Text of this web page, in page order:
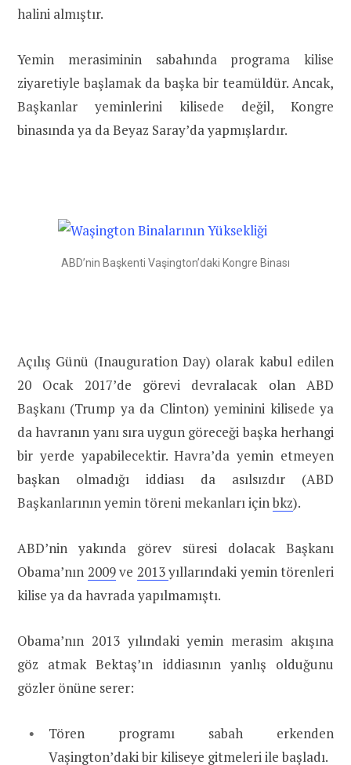
halini almıştır.
Yemin merasiminin sabahında programa kilise
ziyaretiyle başlamak da başka bir teamüldür. Ancak,
Başkanlar yeminlerini kilisede değil, Kongre
binasında ya da Beyaz Saray’da yapmışlardır.
ABD’nin Başkenti Vaşington’daki Kongre Binası
Açılış Günü (Inauguration Day) olarak kabul edilen
20 Ocak 2017’de görevi devralacak olan ABD
Başkanı (Trump ya da Clinton) yeminini kilisede ya
da havranın yanı sıra uygun göreceği başka herhangi
bir yerde yapabilecektir. Havra’da yemin etmeyen
başkan olmadığı iddiası da asılsızdır (ABD
Başkanlarının yemin töreni mekanları içinbkz).
ABD’nin yakında görev süresi dolacak Başkanı
Obama’nın 2009ve 2013yıllarındaki yemin törenleri
kilise ya da havrada yapılmamıştı.
Obama’nın 2013 yılındaki yemin merasim akışına
göz atmak Bektaş’ın iddiasının yanlış olduğunu
gözler önüne serer:
Tören programı sabah erkenden
Vaşington’daki bir kiliseye gitmeleri ile başladı.